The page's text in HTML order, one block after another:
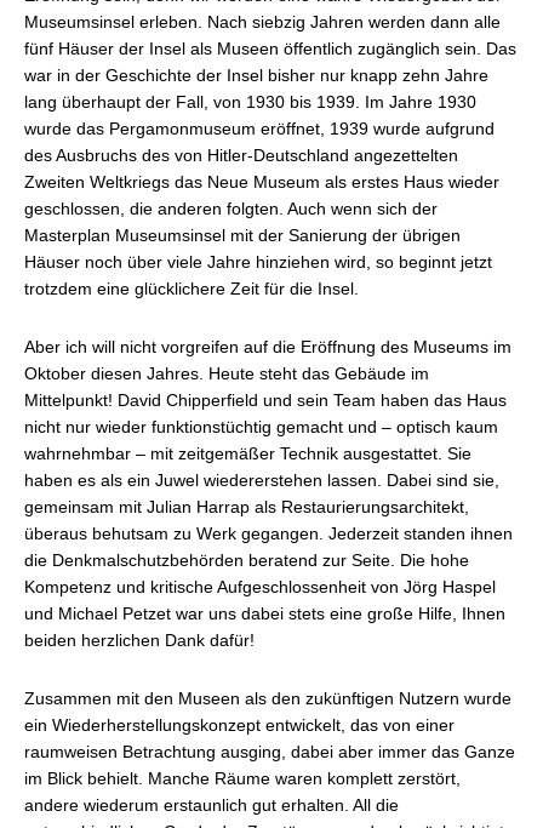
Museumsinsel erleben. Nach siebzig Jahren werden dann alle
fünf Häuser der Insel als Museen öffentlich zugänglich sein. Das
war in der Geschichte der Insel bisher nur knapp zehn Jahre
lang überhaupt der Fall, von 1930 bis 1939. Im Jahre 1930
wurde das Pergamonmuseum eröffnet, 1939 wurde aufgrund
des Ausbruchs des von Hitler-Deutschland angezettelten
Zweiten Weltkriegs das Neue Museum als erstes Haus wieder
geschlossen, die anderen folgten. Auch wenn sich der
Masterplan Museumsinsel mit der Sanierung der übrigen
Häuser noch über viele Jahre hinziehen wird, so beginnt jetzt
trotzdem eine glücklichere Zeit für die Insel.
Aber ich will nicht vorgreifen auf die Eröffnung des Museums im
Oktober diesen Jahres. Heute steht das Gebäude im
Mittelpunkt! David Chipperfield und sein Team haben das Haus
nicht nur wieder funktionstüchtig gemacht und – optisch kaum
wahrnehmbar – mit zeitgemäßer Technik ausgestattet. Sie
haben es als ein Juwel wiedererstehen lassen. Dabei sind sie,
gemeinsam mit Julian Harrap als Restaurierungsarchitekt,
überaus behutsam zu Werk gegangen. Jederzeit standen ihnen
die Denkmalschutzbehörden beratend zur Seite. Die hohe
Kompetenz und kritische Aufgeschlossenheit von Jörg Haspel
und Michael Petzet war uns dabei stets eine große Hilfe, Ihnen
beiden herzlichen Dank dafür!
Zusammen mit den Museen als den zukünftigen Nutzern wurde
ein Wiederherstellungskonzept entwickelt, das von einer
raumweisen Betrachtung ausging, dabei aber immer das Ganze
im Blick behielt. Manche Räume waren komplett zerstört,
andere wiederum erstaunlich gut erhalten. All die